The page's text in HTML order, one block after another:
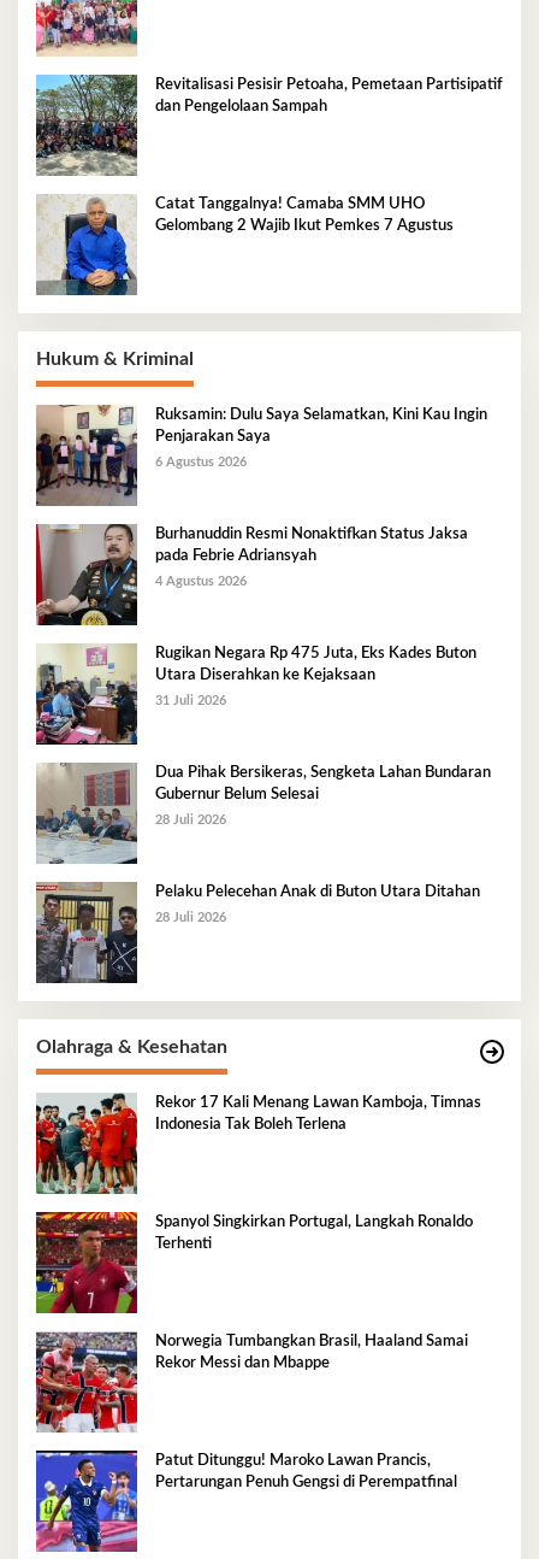
Revitalisasi Pesisir Petoaha, Pemetaan Partisipatif
dan Pengelolaan Sampah
Catat Tanggalnya! Camaba SMM UHO
Gelombang 2 Wajib Ikut Pemkes 7 Agustus
Hukum & Kriminal
Ruksamin: Dulu Saya Selamatkan, Kini Kau Ingin
Penjarakan Saya
6 Agustus 2026
Burhanuddin Resmi Nonaktifkan Status Jaksa
pada Febrie Adriansyah
4 Agustus 2026
Rugikan Negara Rp 475 Juta, Eks Kades Buton
Utara Diserahkan ke Kejaksaan
31 Juli 2026
Dua Pihak Bersikeras, Sengketa Lahan Bundaran
Gubernur Belum Selesai
28 Juli 2026
Pelaku Pelecehan Anak di Buton Utara Ditahan
28 Juli 2026
Olahraga & Kesehatan
Rekor 17 Kali Menang Lawan Kamboja, Timnas
Indonesia Tak Boleh Terlena
Spanyol Singkirkan Portugal, Langkah Ronaldo
Terhenti
Norwegia Tumbangkan Brasil, Haaland Samai
Rekor Messi dan Mbappe
Patut Ditunggu! Maroko Lawan Prancis,
Pertarungan Penuh Gengsi di Perempatfinal